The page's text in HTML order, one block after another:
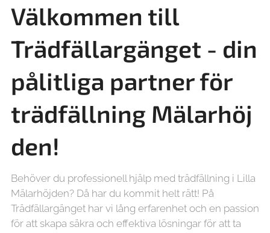
Välkommen till
Trädfällargänget - din
pålitliga partner för
trädfällning Mälarhöj
den!
Behöver du professionell hjälp med trädfällning i Lilla
Mälarhöjden? Då har du kommit helt rätt! På
Trädfällargänget har vi lång erfarenhet och en passion
för att skapa säkra och effektiva lösningar för att ta